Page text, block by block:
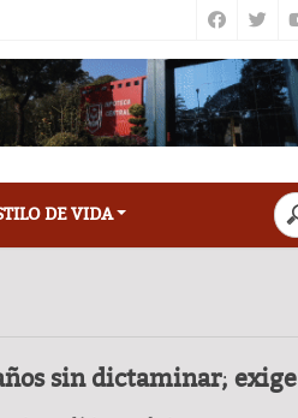
DE VIDA
sin dictaminar; exige